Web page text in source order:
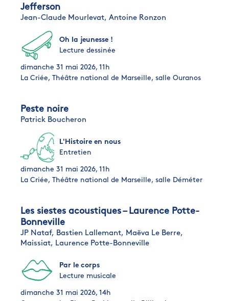
Jefferson
Jean-Claude Mourlevat, Antoine Ronzon
Oh la jeunesse !
Lecture dessinée
dimanche 31 mai 2026, 11h
La Criée, Théâtre national de Marseille, salle Ouranos
Peste noire
Patrick Boucheron
L'Histoire en nous
Entretien
dimanche 31 mai 2026, 11h
La Criée, Théâtre national de Marseille, salle Déméter
Les siestes acoustiques – Laurence Potte-
Bonneville
JP Nataf, Bastien Lallemant, Maëva Le Berre,
Maissiat, Laurence Potte-Bonneville
Par le corps
Lecture musicale
dimanche 31 mai 2026, 14h